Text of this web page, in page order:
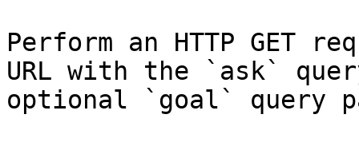
Perform an HTTP GET
URL with the `ask`
optional `goal` query